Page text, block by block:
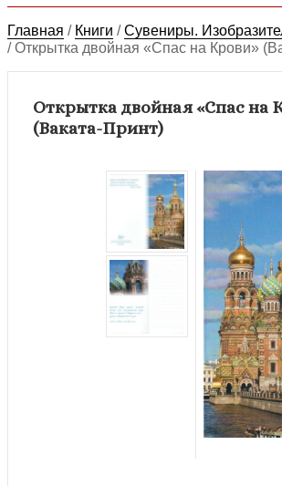
Главная / Книги /Сувениры.
/Открытка двойная «Спас на Крови»
Открытка двойная «Спас на
(Ваката-Принт)